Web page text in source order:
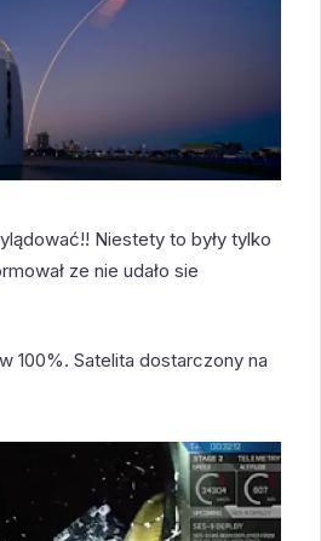
Niestety to były tylko
ze nie udało sie
100%. Satelita dostarczony na